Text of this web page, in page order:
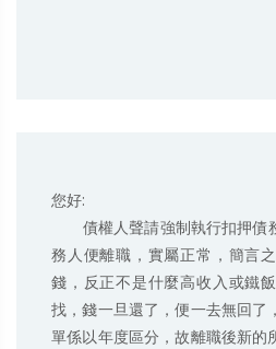
您好:
務人便離職，實屬正常，簡言
錢，反正不是什麼高收入或鐵
找，錢一旦還了，便一去無回了
單係以年度區分，故離職後新的